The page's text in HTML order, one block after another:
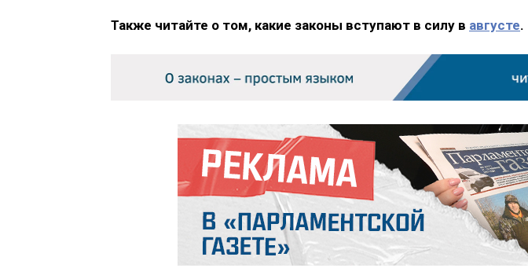
Также читайте о том, какие законы вступают в силу в августе.